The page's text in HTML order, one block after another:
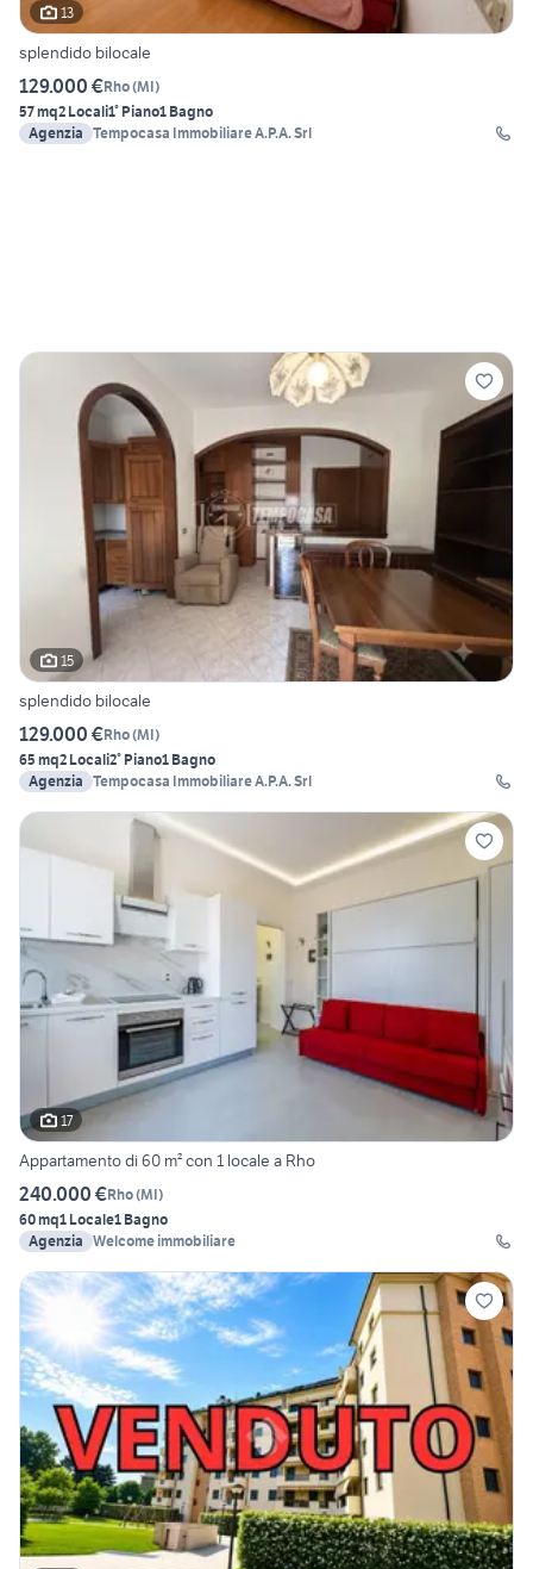
13
splendido bilocale
129.000 €Rho(MI)
57 mq2 Locali1° Piano1 Bagno
Agenzia Tempocasa Immobiliare A.P.A. Srl
15
splendido bilocale
129.000 €Rho(MI)
65 mq2 Locali2° Piano1 Bagno
Agenzia Tempocasa Immobiliare A.P.A. Srl
17
Appartamento di 60 m² con 1 locale a Rho
240.000 €Rho(MI)
60 mq1 Locale1 Bagno
Agenzia Welcome immobiliare